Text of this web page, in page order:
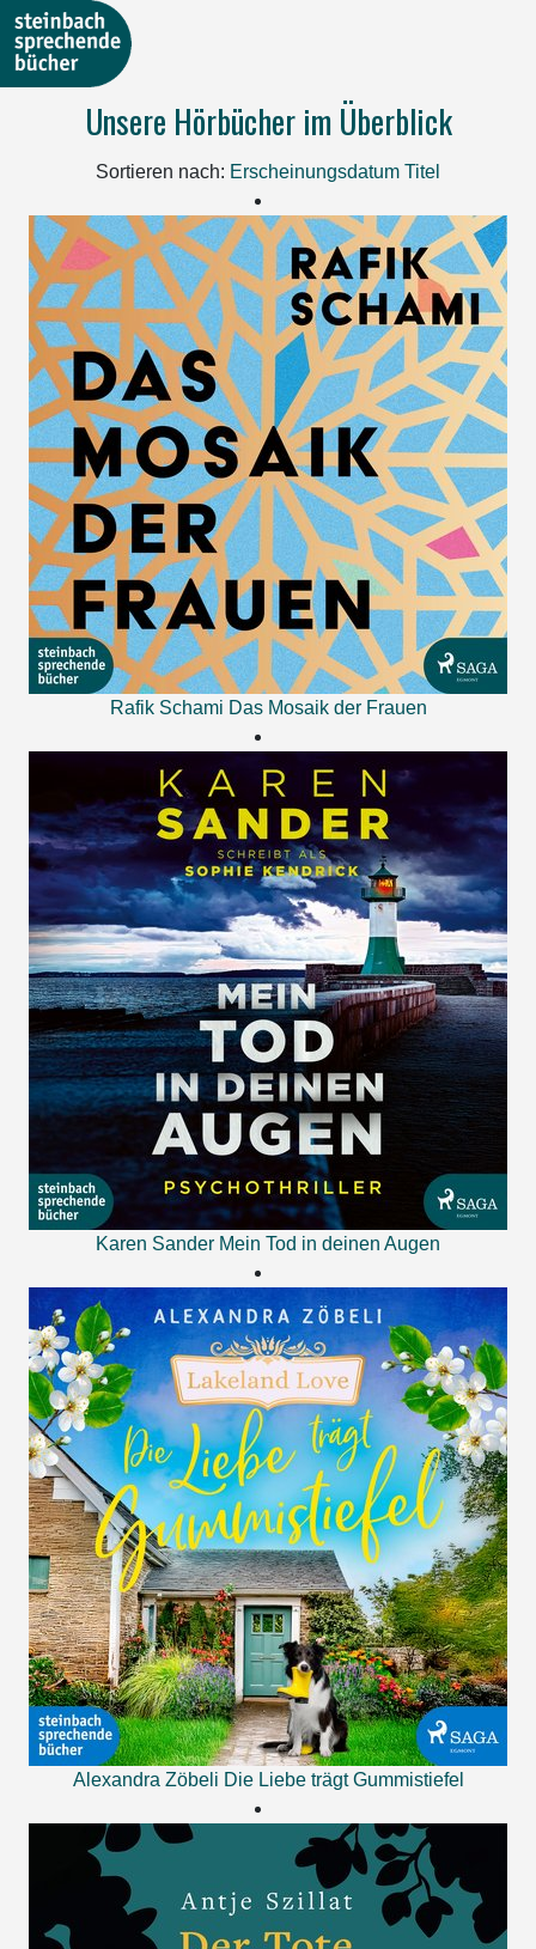
Unsere Hörbücher im Überblick
Sortieren nach: Erscheinungsdatum Titel
Rafik Schami Das Mosaik der Frauen
Karen Sander Mein Tod in deinen Augen
Alexandra Zöbeli Die Liebe trägt Gummistiefel